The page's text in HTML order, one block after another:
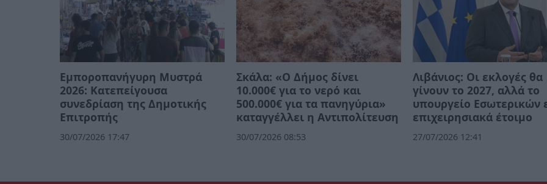
Εμποροπανήγυρη Μυστρά
2026: Κατεπείγουσα
συνεδρίαση της Δημοτικής
Επιτροπής
30/07/2026 17:47
Σκάλα: «Ο Δήμος δίνει
10.000€ για το νερό και
500.000€ για τα πανηγύρια»
καταγγέλλει η Αντιπολίτευση
30/07/2026 08:53
Λιβάνιος: Οι εκλογές θα
γίνουν το 2027, αλλά το
υπουργείο Εσωτερικών
επιχειρησιακά έτοιμο
27/07/2026 12:41